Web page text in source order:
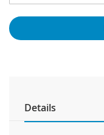
Details